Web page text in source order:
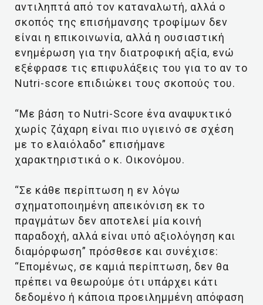
αντιληπτά από τον καταναλωτή, αλλά ο
σκοπός της επισήμανσης τροφίμων δεν
είναι η επικοινωνία, αλλά η ουσιαστική
ενημέρωση για την διατροφική αξία, ενώ
εξέφρασε τις επιφυλάξεις του για το αν το
Nutri-score επιδιώκει τους σκοπούς του.
“Με βάση το Nutri-Score ένα αναψυκτικό
χωρίς ζάχαρη είναι πιο υγιεινό σε σχέση
με το ελαιόλαδο” επισήμανε
χαρακτηριστικά ο κ. Οικονόμου.
“Σε κάθε περίπτωση η εν λόγω
σχηματοποιημένη απεικόνιση εκ το
πραγμάτων δεν αποτελεί μία κοινή
παραδοχή, αλλά είναι υπό αξιολόγηση και
διαμόρφωση” πρόσθεσε και συνέχισε:
“Επομένως, σε καμιά περίπτωση, δεν θα
πρέπει να θεωρούμε ότι υπάρχει κάτι
δεδομένο ή κάποια προειλημμένη απόφαση